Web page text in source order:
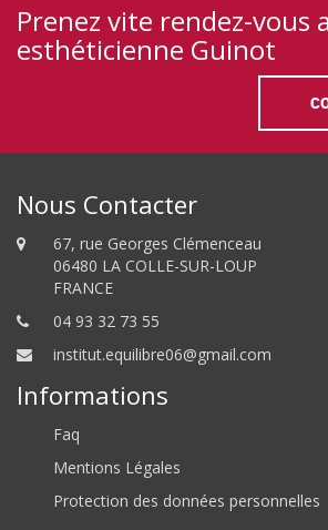
Prenez vite rendez-vous
esthéticienne Guinot
Nous Contacter
67, rue Georges Clémenceau
06480 LA COLLE-SUR-LOUP
FRANCE
04 93 32 73 55
institut.equilibre06@gmail.com
Informations
Faq
Mentions Légales
Protection des données personnelles